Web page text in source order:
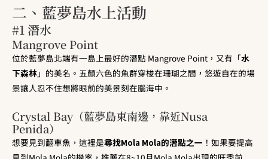
二、藍夢島水上活動
#1 潛水
Mangrove Point
位於藍夢島北端有一島上最好的潛點 Mangrove Point，又有「水
下森林」的美名。五顏六色的魚群穿梭在珊瑚之間，悠遊自在的場
景讓人忍不住想將眼前的美景刻在腦海中。
Crystal Bay（藍夢島東南邊，靠近Nusa
Penida）
想要見到翻車魚，這裡是尋找Mola Mola的潛點之一 ！如果要提高